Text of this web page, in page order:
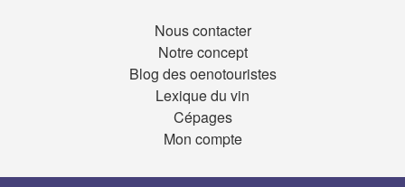
Nous contacter
Notre concept
Blog des oenotouristes
Lexique du vin
Cépages
Mon compte